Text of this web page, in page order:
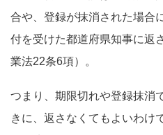
合や、登録が抹消された場合
付を受けた都道府県知事に返
業法22条6項）。
つまり、期限切れや登録抹消
きに、返さなくてもよいわけ